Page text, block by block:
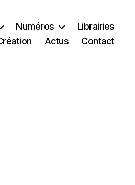
Numéros
Librairies
Actus Contact